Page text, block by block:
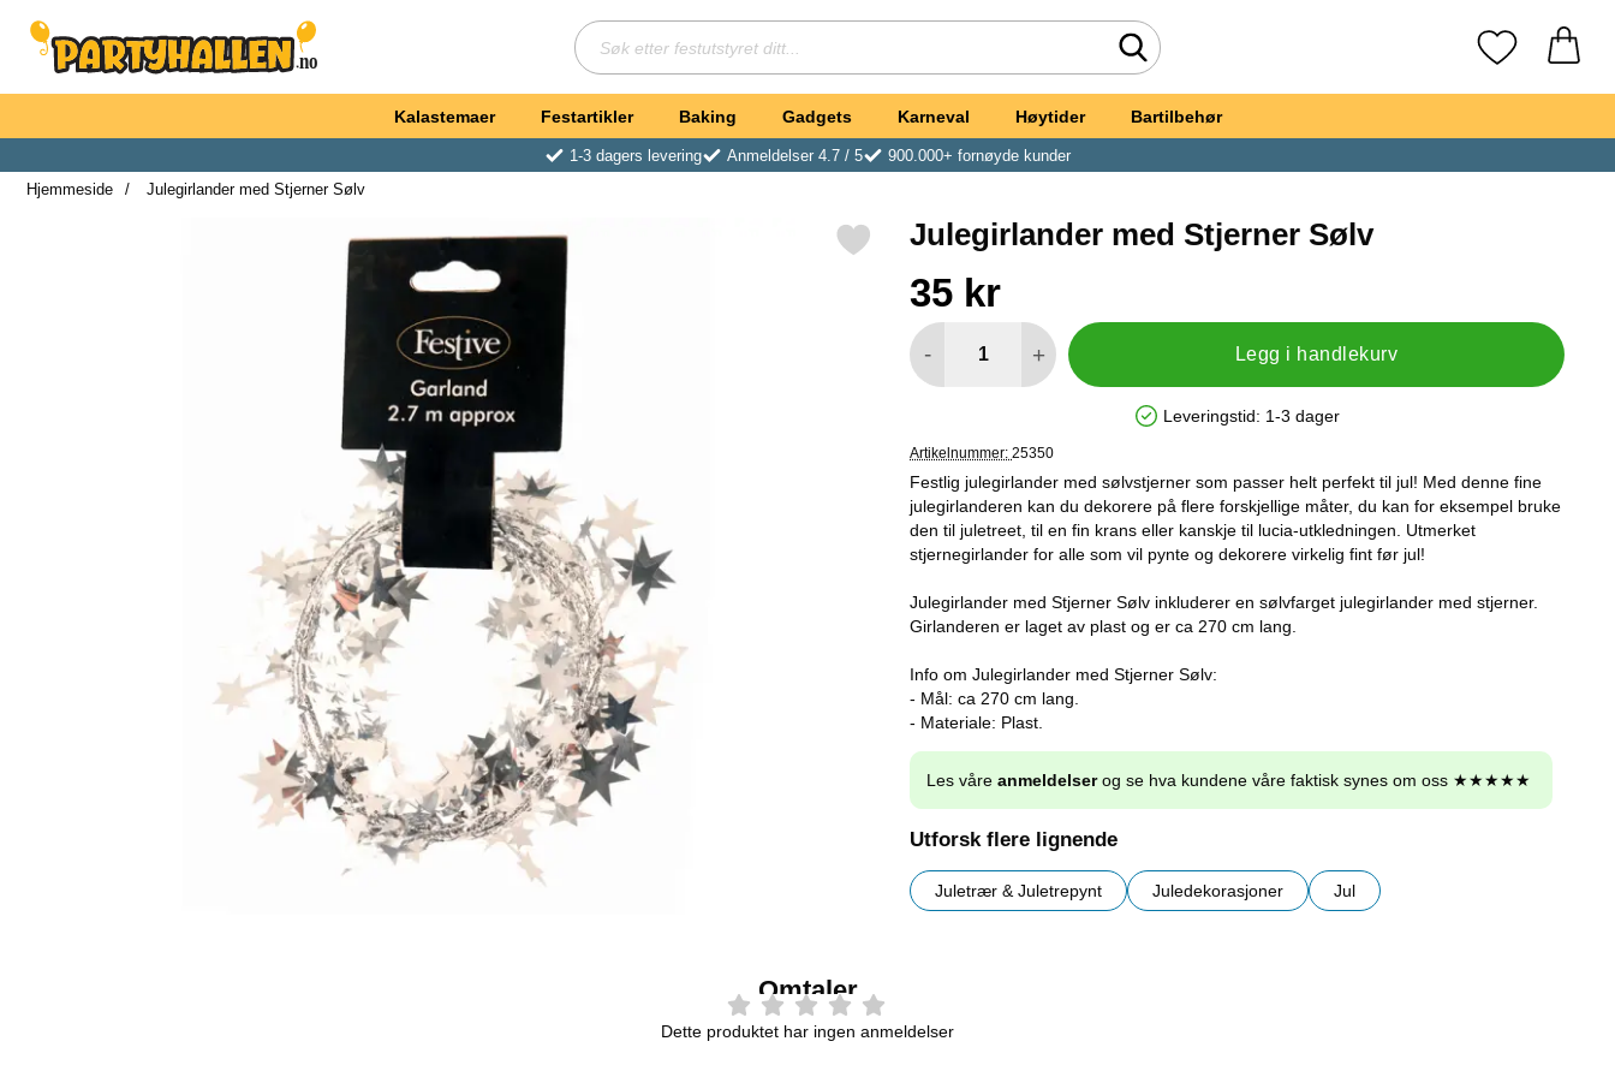
Søk
Søk
Startsiden for Partyhallen AB Mine favoritter
Kalastemaer Festartikler Baking Gadgets Karneval Høytider Bartilbehør
1-3 dagers levering Anmeldelser 4.7 / 5
900.000+ fornøyde kunder
Hjemmeside
Julegirlander med Stjerner Sølv
Merk julegirlander med Stjerner Sølv som favorittJulegirlander med Stjerner Sølv
pris
35 kr
- + Legg i handlekurv
Produkttilgjengelighet: På lager
Leveringstid: 1-3 dager
Artikelnummer: 25350
Festlig julegirlander med sølvstjerner som passer helt perfekt til jul! Med denne fine
julegirlanderen kan du dekorere på flere forskjellige måter, du kan for eksempel bruke
den til juletreet, til en fin krans eller kanskje til lucia-utkledningen. Utmerket
stjernegirlander for alle som vil pynte og dekorere virkelig fint før jul!
Julegirlander med Stjerner Sølv inkluderer en sølvfarget julegirlander med stjerner.
Girlanderen er laget av plast og er ca 270 cm lang.
Info om Julegirlander med Stjerner Sølv:
- Mål: ca 270 cm lang.
- Materiale: Plast.
Les våre anmeldelserog se hva kundene våre faktisk synes om oss ★★★★★
Utforsk flere lignende
Juletrær & Juletrepynt Juledekorasjoner Jul
Omtaler
Dette produktet har ingen anmeldelser